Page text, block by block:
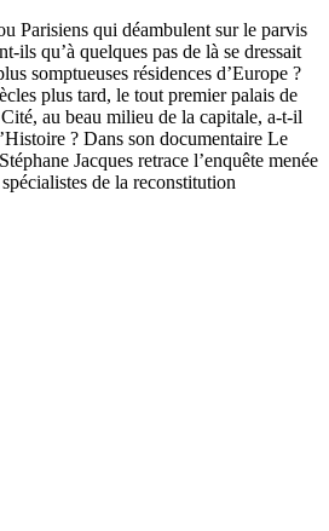
Parisiens qui déambulent sur le parvis
ils qu’à quelques pas de là se dressait
somptueuses résidences d’Europe ?
plus tard, le tout premier palais de
au beau milieu de la capitale, a-t-il
? Dans son documentaire Le
Jacques retrace l’enquête menée
de la reconstitution